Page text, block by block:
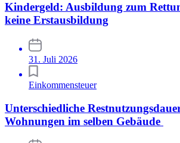
Kindergeld: Ausbildung zum
keine Erstausbildung
31. Juli 2026
Einkommensteuer
Unterschiedliche
Wohnungen im selben Gebäude